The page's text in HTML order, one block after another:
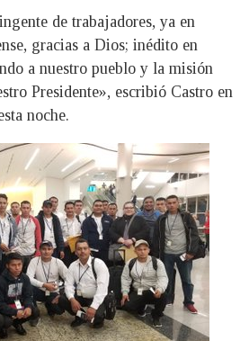
de trabajadores, ya en
gracias a Dios; inédito en
a nuestro pueblo y la misión
Presidente», escribió Castro en
noche.